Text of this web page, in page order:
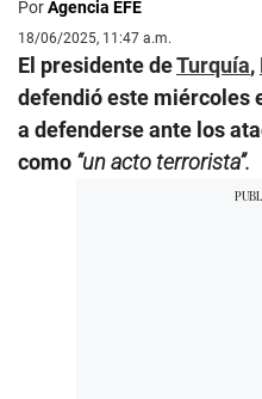
PorAgencia EFE
18/06/2025, 11:47 a.m.
El presidente deTurquía,
defendió este miércoles
a defenderse ante los
como “un acto terrorista”.